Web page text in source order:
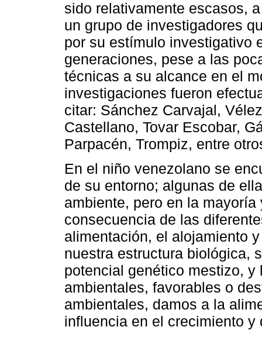
sido relativamente escasos,
un grupo de investigadores
por su estímulo investigativo
generaciones, pese a las
técnicas a su alcance en el
investigaciones fueron
citar: Sánchez Carvajal,
Castellano, Tovar Escobar,
Parpacén, Trompiz, entre
En el niño venezolano se
de su entorno; algunas de
ambiente, pero en la
consecuencia de las
alimentación, el alojamiento
nuestra estructura biológica,
potencial genético mestizo,
ambientales, favorables o
ambientales, damos a la
influencia en el crecimiento